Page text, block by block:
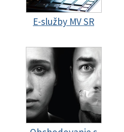
E-služby MV SR